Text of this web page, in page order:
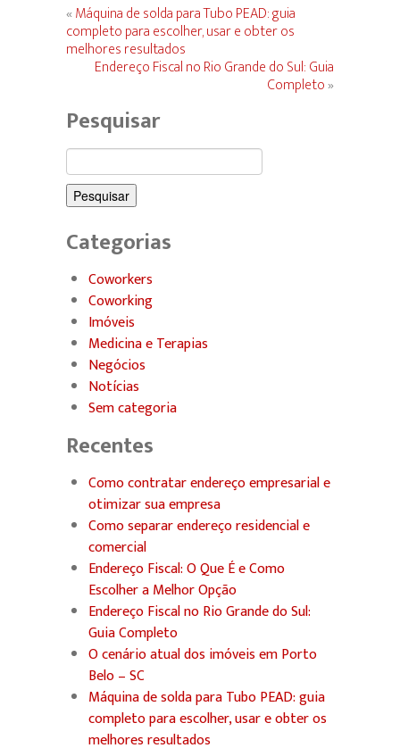
«Máquina de solda para Tubo PEAD: guia
completo para escolher, usar e obter os
melhores resultados
Endereço Fiscal no Rio Grande do Sul: Guia
Completo»
Pesquisar
Pesquisar
por:
Categorias
Coworkers
Coworking
Imóveis
Medicina e Terapias
Negócios
Notícias
Sem categoria
Recentes
Como contratar endereço empresarial e
otimizar sua empresa
Como separar endereço residencial e
comercial
Endereço Fiscal: O Que É e Como
Escolher a Melhor Opção
Endereço Fiscal no Rio Grande do Sul:
Guia Completo
O cenário atual dos imóveis em Porto
Belo – SC
Máquina de solda para Tubo PEAD: guia
completo para escolher, usar e obter os
melhores resultados